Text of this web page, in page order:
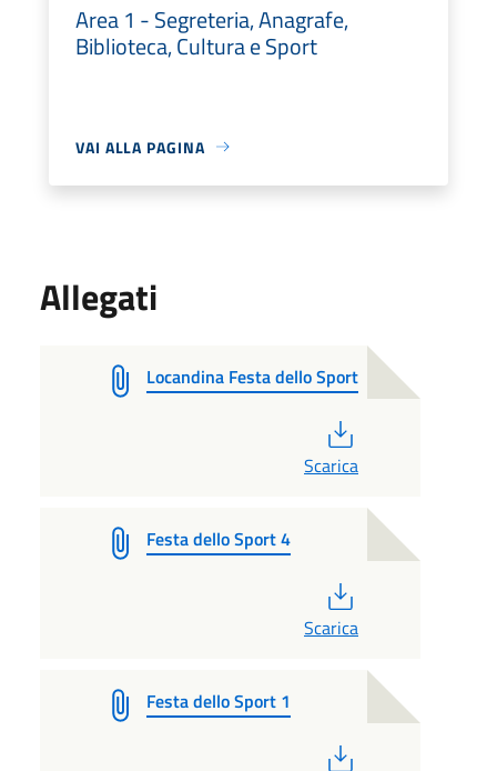
Area 1 - Segreteria, Anagrafe,
Biblioteca, Cultura e Sport
VAI ALLA PAGINA
Allegati
Locandina Festa dello Sport
Scarica
Festa dello Sport 4
Scarica
Festa dello Sport 1